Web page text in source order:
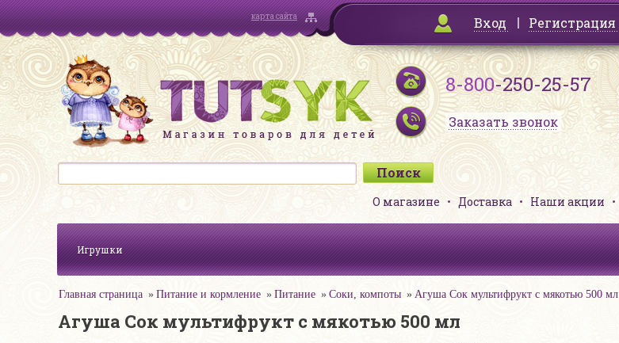
карта сайта Вход Регистрация
8-800-250-25-57
Заказать звонок
О магазине Доставка Наши акции
Игрушки
Главная страница Питание и кормление Питание Соки, компоты Агуша Сок мультифрукт с мякотью 500 мл
Агуша Сок мультифрукт с мякотью 500 мл